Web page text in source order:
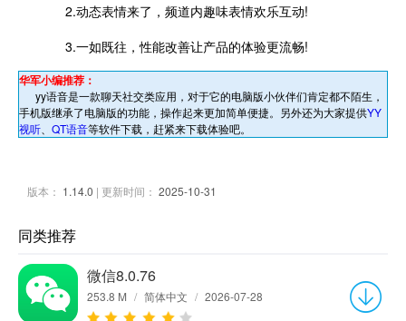
2.动态表情来了，频道内趣味表情欢乐互动!
3.一如既往，性能改善让产品的体验更流畅!
华军小编推荐：
yy语音是一款聊天社交类应用，对于它的电脑版小伙伴们肯定都不陌生，
手机版继承了电脑版的功能，操作起来更加简单便捷。另外还为大家提供YY
视听
QT语音等软件下载，赶紧来下载体验吧。
版本： 1.14.0 | 更新时间： 2025-10-31
同类推荐
微信8.0.76
253.8 M / 简体中文 / 2026-07-28